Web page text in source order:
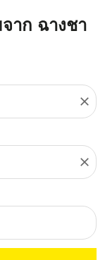
าก ฉางชา
close
close